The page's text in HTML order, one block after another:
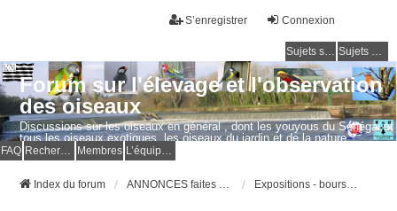
Connexion
S’enregistrer
Sujets sans réponse Sujets actifs
Forum sur l'élevage et l'observation
des oiseaux
Discussions sur les oiseaux en général , dont les youyous du Sénégal et
tous les oiseaux exotiques, les oiseaux du jardin et de la nature.
Questions, photos, expériences.
FAQ Membres
Index du forum